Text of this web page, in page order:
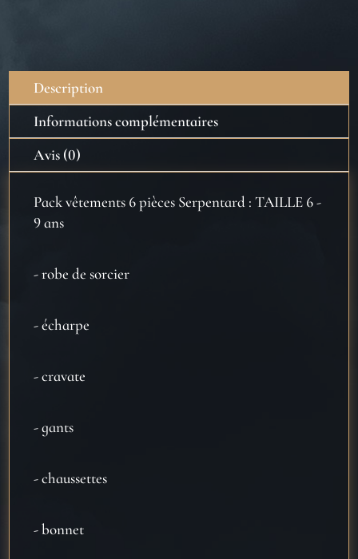
pièces
Serpentard
Harry
Potter
-
Description
Informations complémentaires
Avis (0)
Pack vêtements 6 pièces Serpentard : TAILLE 6 -
9 ans
- robe de sorcier
- écharpe
- cravate
- gants
- chaussettes
- bonnet